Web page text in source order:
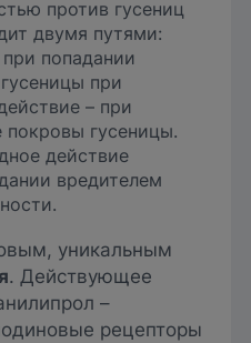
против гусениц
двумя путями:
попадании
при
– при
гусеницы.
действие
вредителем
уникальным
. Действующее
–
рецепторы